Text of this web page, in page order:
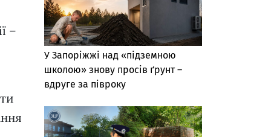
–
У Запоріжжі над «підземною
школою» знову просів ґрунт –
вдруге за півроку